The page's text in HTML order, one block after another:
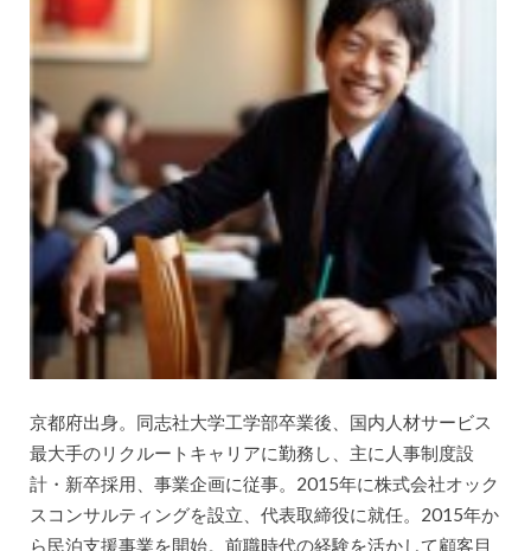
京都府出身。同志社大学工学部卒業後、国内人材サービス
最大手のリクルートキャリアに勤務し、主に人事制度設
計・新卒採用、事業企画に従事。2015年に株式会社オック
スコンサルティングを設立、代表取締役に就任。2015年か
ら民泊支援事業を開始。前職時代の経験を活かして顧客目